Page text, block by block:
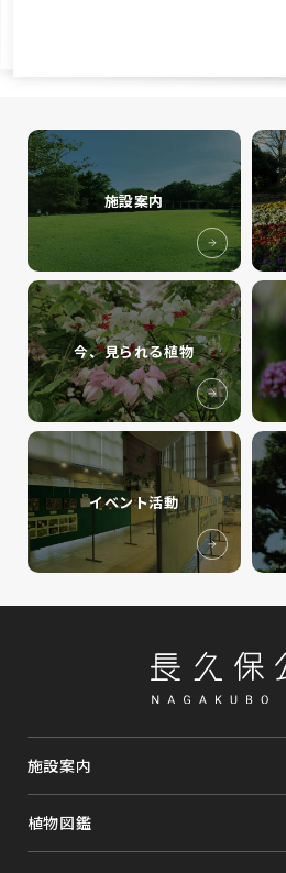
施設案内
今、見られる植物
イベント活動
施設案内
植物図鑑